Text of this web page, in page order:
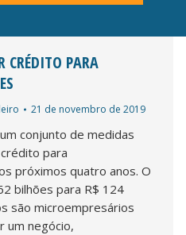
CRÉDITO PARA
21 de novembro de 2019
conjunto de medidas
para
próximos quatro anos. O
bilhões para R$ 124
são microempresários
um negócio,